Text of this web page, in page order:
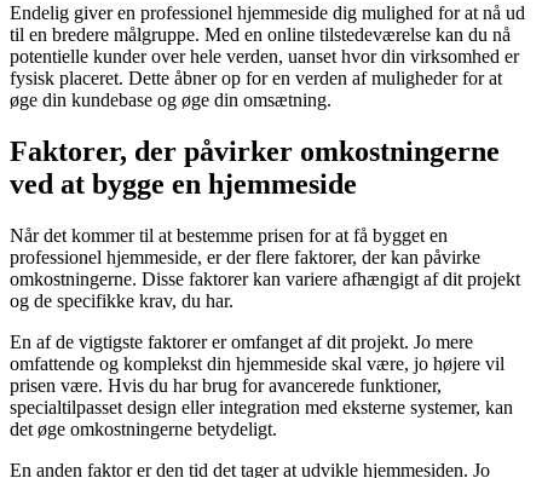
Endelig giver en professionel hjemmeside dig mulighed for at nå ud
til en bredere målgruppe. Med en online tilstedeværelse kan du nå
potentielle kunder over hele verden, uanset hvor din virksomhed er
fysisk placeret. Dette åbner op for en verden af muligheder for at
øge din kundebase og øge din omsætning.
Faktorer, der påvirker omkostningerne
ved at bygge en hjemmeside
Når det kommer til at bestemme prisen for at få bygget en
professionel hjemmeside, er der flere faktorer, der kan påvirke
omkostningerne. Disse faktorer kan variere afhængigt af dit projekt
og de specifikke krav, du har.
En af de vigtigste faktorer er omfanget af dit projekt. Jo mere
omfattende og komplekst din hjemmeside skal være, jo højere vil
prisen være. Hvis du har brug for avancerede funktioner,
specialtilpasset design eller integration med eksterne systemer, kan
det øge omkostningerne betydeligt.
En anden faktor er den tid det tager at udvikle hjemmesiden. Jo